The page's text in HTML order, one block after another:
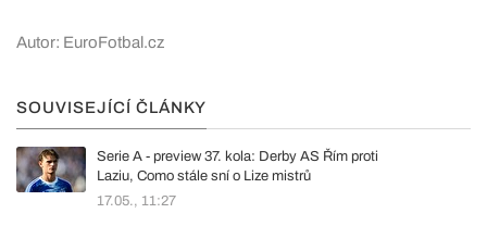
Autor: EuroFotbal.cz
SOUVISEJÍCÍ ČLÁNKY
Serie A - preview 37. kola: Derby AS Řím proti
Laziu, Como stále sní o Lize mistrů
17.05., 11:27